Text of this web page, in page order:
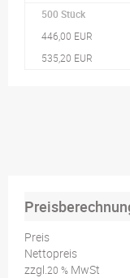
500 Stück
446,00 EUR
535,20 EUR
Preis
Nettopreis
zzgl. 20 % MwSt